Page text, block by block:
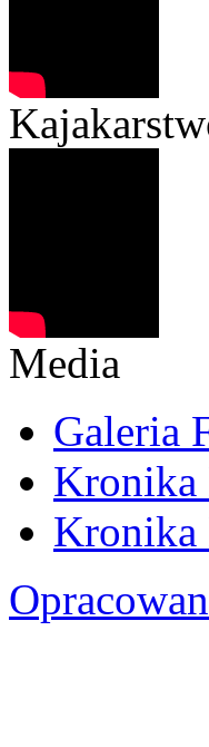
Media
Galeria
Kronika
Kronika